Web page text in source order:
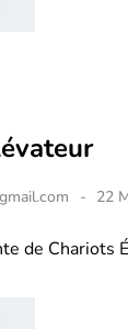
22
de Chariots